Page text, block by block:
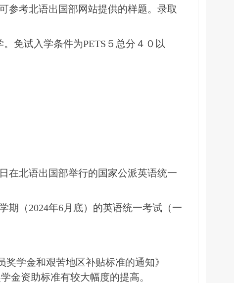
参考北语出国部网站提供的样题。录取
免试入学条件为PETS ５总分４０以
日在北语出国部举行的国家公派英语统一
期（2024年6月底）的英语统一考试（一
学金和艰苦地区补贴标准的通知》
金资助标准有较大幅度的提高。